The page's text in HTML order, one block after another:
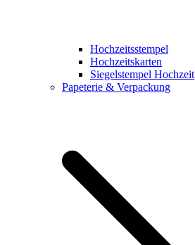
Hochzeitsstempel
Hochzeitskarten
Siegelstempel Hochzeit
Papeterie & Verpackung